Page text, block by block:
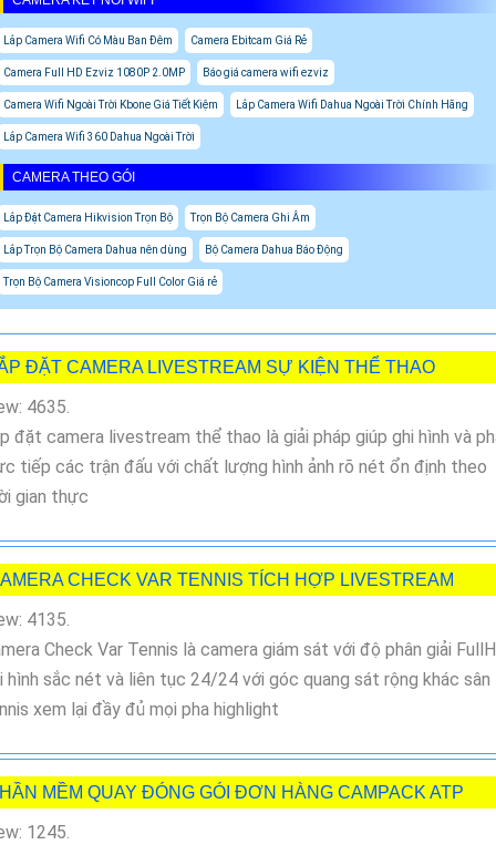
Lắp Camera Wifi Có Màu Ban Đêm Camera Ebitcam Giá Rẻ
Camera Full HD Ezviz 1080P 2.0MP Báo giá camera wifi ezviz
Camera Wifi Ngoài Trời Kbone Giá Tiết Kiệm Lắp Camera Wifi Dahua Ngoài Trời Chính Hãng
Lắp Camera Wifi 360 Dahua Ngoài Trời
CAMERA THEO GÓI
Lắp Đặt Camera Hikvision Trọn Bộ Trọn Bộ Camera Ghi Âm
Lắp Trọn Bộ Camera Dahua nên dùng Bộ Camera Dahua Báo Động
Trọn Bộ Camera Visioncop Full Color Giá rẻ
ĐẶT CAMERA LIVESTREAM SỰ KIỆN THỂ THAO
4635.
đặt camera livestream thể thao là giải pháp giúp ghi hình và
tiếp các trận đấu với chất lượng hình ảnh rõ nét ổn định theo
gian thực
CHECK VAR TENNIS TÍCH HỢP LIVESTREAM
4135.
Check Var Tennis là camera giám sát với độ phân giải
hình sắc nét và liên tục 24/24 với góc quang sát rộng khác sân
xem lại đầy đủ mọi pha highlight
MỀM QUAY ĐÓNG GÓI ĐƠN HÀNG CAMPACK ATP
1245.